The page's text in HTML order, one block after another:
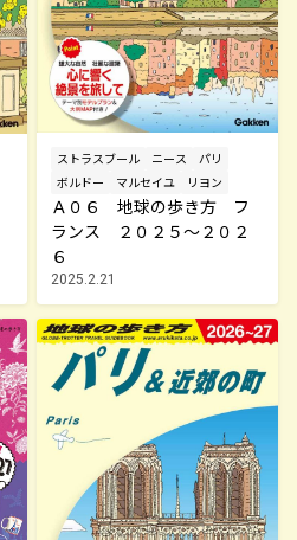
ストラスブール ニース
パリ
ボルドー
マルセイユ リヨン
Ａ０６ 地球の歩き方 フ
ランス ２０２５～２０２
６
2025.2.21